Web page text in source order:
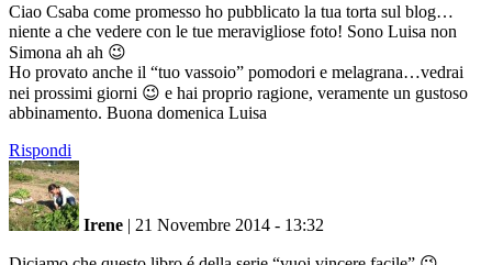
Ciao Csaba come promesso ho pubblicato la tua torta sul blog…
niente a che vedere con le tue meravigliose foto! Sono Luisa non
Simona ah ah 😉
Ho provato anche il “tuo vassoio” pomodori e melagrana…vedrai
nei prossimi giorni 😉 e hai proprio ragione, veramente un gustoso
abbinamento. Buona domenica Luisa
Rispondi
Irene | 21 Novembre 2014 - 13:32